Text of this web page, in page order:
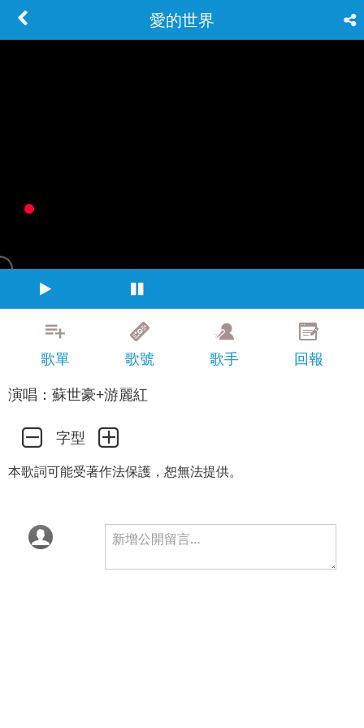
愛的世界
歌單 歌號 歌手
回報
演唱：蘇世豪+游麗紅
字型
本歌詞可能受著作法保護，恕無法提供。